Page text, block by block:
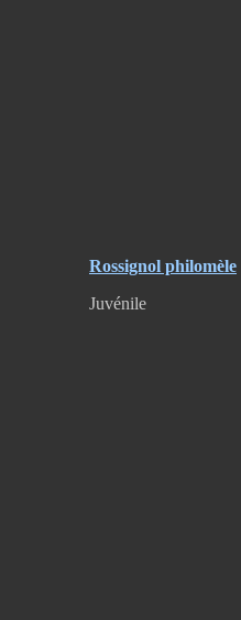
Rossignol philomèle
Juvénile